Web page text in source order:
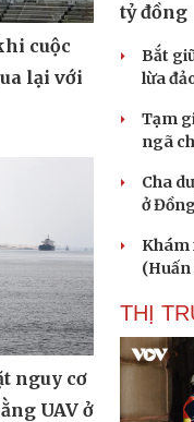
cuộc
lại với
nguy cơ
UAV ở
tỷ đồng
Bắt
lừa
Tạm
ngã
Cha
ở
Khám
THỊ